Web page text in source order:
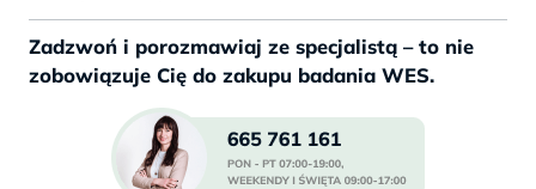
Zadzwoń i porozmawiaj ze specjalistą – to nie
zobowiązuje Cię do zakupu badania WES.